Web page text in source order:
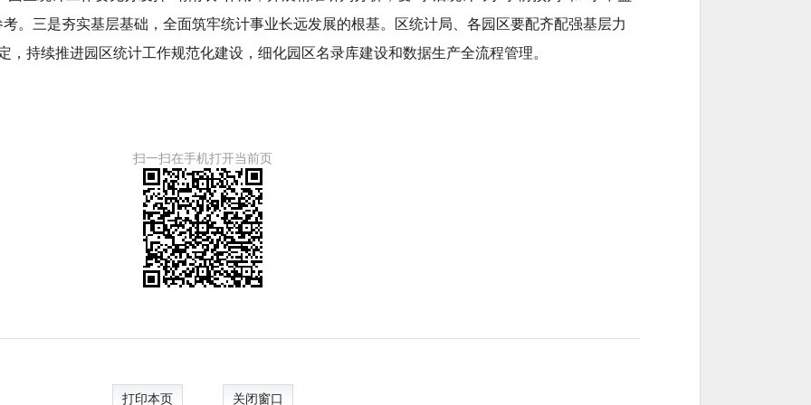
。三是夯实基层基础，全面筑牢统计事业长远发展的根基。区统计局、各园区要配齐配强基层力
，持续推进园区统计工作规范化建设，细化园区名录库建设和数据生产全流程管理。
扫一扫在手机打开当前页
打印本页 关闭窗口